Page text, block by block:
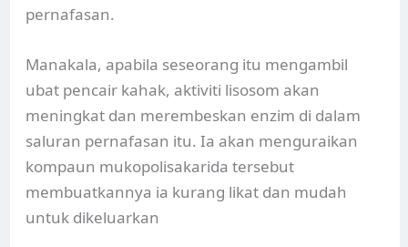
pernafasan.
Manakala, apabila seseorang itu mengambil
ubat pencair kahak, aktiviti lisosom akan
meningkat dan merembeskan enzim di dalam
saluran pernafasan itu. Ia akan menguraikan
kompaun mukopolisakarida tersebut
membuatkannya ia kurang likat dan mudah
untuk dikeluarkan